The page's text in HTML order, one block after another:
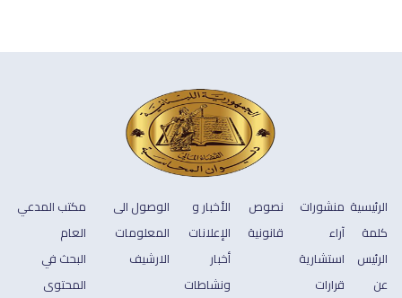
الرئيسية
كلمة
الرئيس
عن
منشورات
آراء
استشارية
قرارات
نصوص
قانونية
الأخبار و
الإعلانات
أخبار
ونشاطات
الوصول الى
المعلومات
الارشيف
مكتب المدعي
العام
البحث في
المحتوى